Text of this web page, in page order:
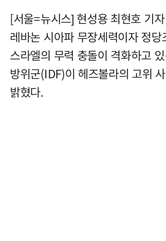
[서울=뉴시스] 현성용 최현호 기
레바논 시아파 무장세력이자 정
스라엘의 무력 충돌이 격화하고
방위군(IDF)이 헤즈볼라의 고위
밝혔다.